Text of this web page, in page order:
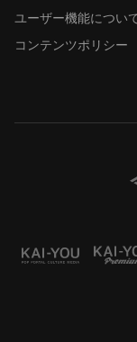
ユーザー機能につい
コンテンツポリシー